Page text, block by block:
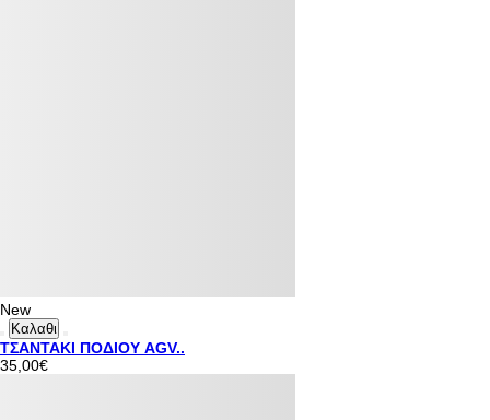
New
Καλαθι
ΤΣΑΝΤΑΚΙ ΠΟΔΙΟΥ AGV..
35,00€